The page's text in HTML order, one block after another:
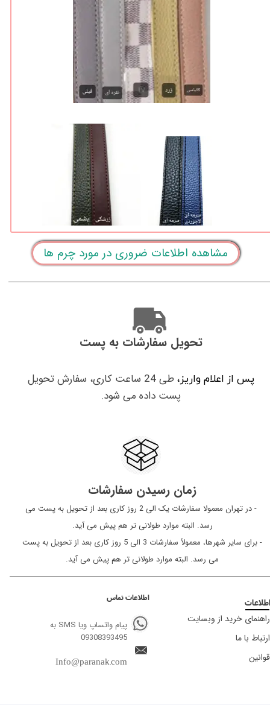
راهنمای خرید از وبسایت
ارتباط با ما
قوانین
اطلاعات تماس
پیام واتساپ ویا SMS به
09308393495
Info@paranak.com
تحویل سفارشات به پست
پس از اعلام واریز،
طی 24 ساعت کاری، سفارش تحویل
پست داده می شود.
زمان رسیدن سفارشات
​​​​​​​ - در تهران معمولا سفارشات یک الی 2 روز کاری بعد از تحویل به پست می
رسد. البته موارد طولانی تر هم پیش می آید.
- برای سایر شهرها، معمولاً سفارشات 3 الی 5 روز کاری بعد از تحویل به پست
می رسد. البته موارد طولانی تر هم پیش می آید.
مشاهده اطلاعات ضروری در مورد چرم ها